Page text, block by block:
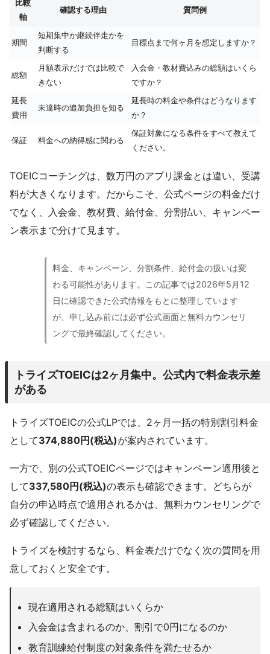
比較
軸
確認する理由 質問例
期間
短期集中か継続伴走かを
判断する
目標点まで何ヶ月を想定しますか？
総額
月額表示だけでは比較で
きない
入会金・教材費込みの総額はいくら
ですか？
延長
費用
未達時の追加負担を知る
延長時の料金や条件はどうなります
か？
保証 料金への納得感に関わる
保証対象になる条件をすべて教えて
ください。
TOEICコーチングは、数万円のアプリ課金とは違い、受講
料が大きくなります。だからこそ、公式ページの料金だけ
でなく、入会金、教材費、給付金、分割払い、キャンペー
ン表示まで分けて見ます。
料金、キャンペーン、分割条件、給付金の扱いは変
わる可能性があります。この記事では2026年5月12
日に確認できた公式情報をもとに整理しています
が、申し込み前には必ず公式画面と無料カウンセリ
ングで最終確認してください。
トライズTOEICは2ヶ月集中。公式内で料金表示差
がある
トライズTOEICの公式LPでは、2ヶ月一括の特別割引料金
として374,880円(税込)が案内されています。
一方で、別の公式TOEICページではキャンペーン適用後と
して337,580円(税込)の表示も確認できます。どちらが
自分の申込時点で適用されるかは、無料カウンセリングで
必ず確認してください。
トライズを検討するなら、料金表だけでなく次の質問を用
意しておくと安全です。
現在適用される総額はいくらか
入会金は含まれるのか、割引で0円になるのか
教育訓練給付制度の対象条件を満たせるか